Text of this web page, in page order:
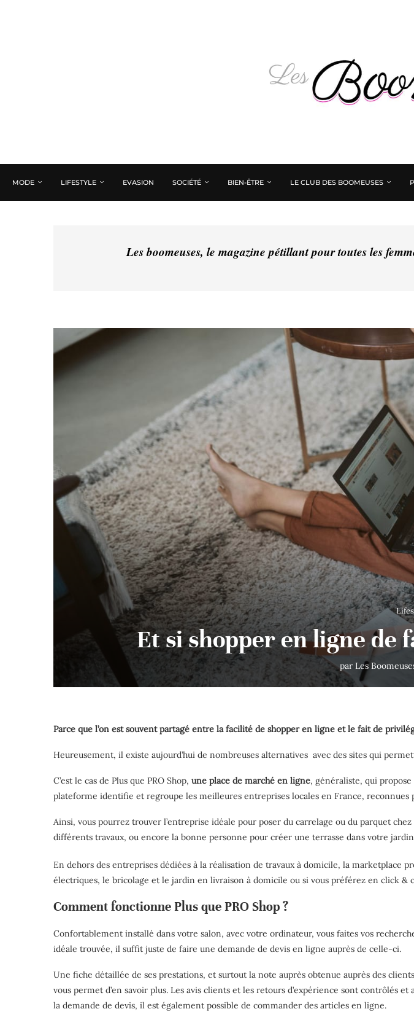
MODE LIFESTYLE EVASION SOCIÉTÉ BIEN-ÊTRE LE CLUB DES BOOMEUSES
Les boomeuses, le magazine pétillant pour toutes les
Et si shopper en ligne de
par Les
Parce que l’on est souvent partagé entre la facilité de shopper en ligne et le fait de
Heureusement, il existe aujourd’hui de nombreuses alternatives avec des sites qui
C’est le cas de Plus que PRO Shop, une place de marché en ligne, généraliste, qui
plateforme identifie et regroupe les meilleures entreprises locales en France,
Ainsi, vous pourrez trouver l’entreprise idéale pour poser du carrelage ou du parquet
différents travaux, ou encore la bonne personne pour créer une terrasse dans votre jardin
En dehors des entreprises dédiées à la réalisation de travaux à domicile, la marketplace
électriques, le bricolage et le jardin en livraison à domicile ou si vous préférez en click &
Comment fonctionne Plus que PRO Shop ?
Confortablement installé dans votre salon, avec votre ordinateur, vous faites vos
idéale trouvée, il suffit juste de faire une demande de devis en ligne auprès de celle-ci.
Une fiche détaillée de ses prestations, et surtout la note auprès obtenue auprès des
vous permet d’en savoir plus. Les avis clients et les retours d’expérience sont contrôlés
la demande de devis, il est également possible de commander des articles en ligne.